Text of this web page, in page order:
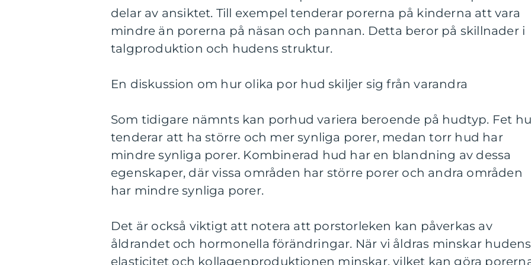
delar av ansiktet. Till exempel tenderar porerna på kinderna att vara
mindre än porerna på näsan och pannan. Detta beror på skillnader i
talgproduktion och hudens struktur.
En diskussion om hur olika por hud skiljer sig från varandra
Som tidigare nämnts kan porhud variera beroende på hudtyp. Fet
tenderar att ha större och mer synliga porer, medan torr hud har
mindre synliga porer. Kombinerad hud har en blandning av dessa
egenskaper, där vissa områden har större porer och andra områden
har mindre synliga porer.
Det är också viktigt att notera att porstorleken kan påverkas av
åldrandet och hormonella förändringar. När vi åldras minskar hudens
elasticitet och kollagenproduktionen minskar, vilket kan göra